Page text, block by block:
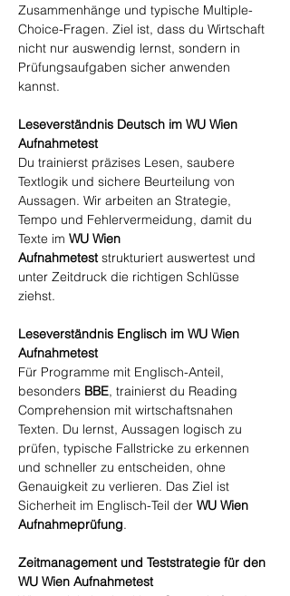
Zusammenhänge und typische Multiple-
Choice-Fragen. Ziel ist, dass du Wirtschaft
nicht nur auswendig lernst, sondern in
Prüfungsaufgaben sicher anwenden
kannst.
Leseverständnis Deutsch im WU Wien
Aufnahmetest
Du trainierst präzises Lesen, saubere
Textlogik und sichere Beurteilung von
Aussagen. Wir arbeiten an Strategie,
Tempo und Fehlervermeidung, damit du
Texte im WU Wien
Aufnahmetest strukturiert auswertest und
unter Zeitdruck die richtigen Schlüsse
ziehst.
Leseverständnis Englisch im WU Wien
Aufnahmetest
Für Programme mit Englisch-Anteil,
besonders BBE, trainierst du Reading
Comprehension mit wirtschaftsnahen
Texten. Du lernst, Aussagen logisch zu
prüfen, typische Fallstricke zu erkennen
und schneller zu entscheiden, ohne
Genauigkeit zu verlieren. Das Ziel ist
Sicherheit im Englisch-Teil der WU Wien
Aufnahmeprüfung.
Zeitmanagement und Teststrategie für den
WU Wien Aufnahmetest